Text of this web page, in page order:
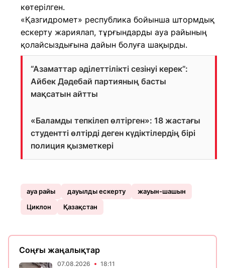
көтерілген.
«Қазгидромет» республика бойынша штормдық
ескерту жариялап, тұрғындарды ауа райының
қолайсыздығына дайын болуға шақырды.
“Азаматтар әділеттілікті сезінуі керек”:
Айбек Дәдебай партияның басты
мақсатын айтты
«Баламды тепкілеп өлтірген»: 18 жастағы
студентті өлтірді деген күдіктілердің бірі
полиция қызметкері
ауа райы дауылды ескерту
жауын-шашын
Циклон
Қазақстан
Соңғы жаңалықтар
07.08.2026 18:11